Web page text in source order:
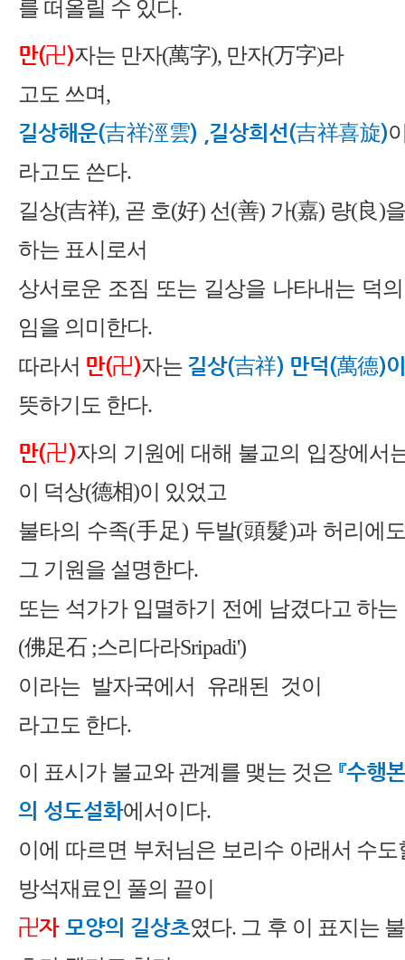
를 떠올릴 수 있다.
만(卍)자는 만자(萬字), 만자(万字)라
고도 쓰며,
길상해운(吉祥涇雲) ,길상희선(吉祥喜旋)
라고도 쓴다.
길상(吉祥), 곧 호(好) 선(善) 가(嘉) 량(良)
하는 표시로서
상서로운 조짐 또는 길상을 나타내는 덕
임을 의미한다.
따라서 만(卍)자는 길상(吉祥) 만덕(萬德)
뜻하기도 한다.
만(卍)자의 기원에 대해 불교의 입장에서
이 덕상(德相)이 있었고
불타의 수족(手足) 두발(頭髮)과 허리에
그 기원을 설명한다.
또는 석가가 입멸하기 전에 남겼다고 하
(佛足石 ;스리다라Sripadi')
이라는 발자국에서 유래된 것이
라고도 한다.
이 표시가 불교와 관계를 맺는 것은 『수행
의 성도설화에서이다.
이에 따르면 부처님은 보리수 아래서 수
방석재료인 풀의 끝이
卍자모양의 길상초였다. 그 후 이 표지는